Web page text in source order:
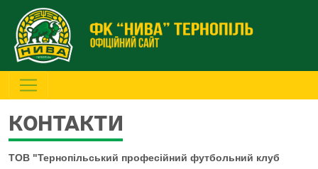
КОНТАКТИ
ТОВ "Тернопільський професійний футбольний клуб